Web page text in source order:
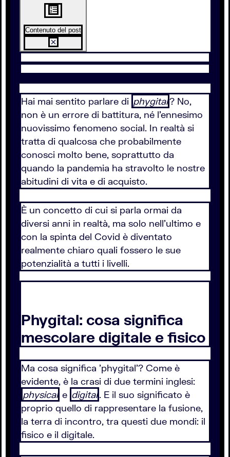
Contenuto del post
Hai mai sentito parlare di phygital? No,
non è un errore di battitura, né l'ennesimo
nuovissimo fenomeno social. In realtà si
tratta di qualcosa che probabilmente
conosci molto bene, soprattutto da
quando la pandemia ha stravolto le nostre
abitudini di vita e di acquisto.
È un concetto di cui si parla ormai da
diversi anni in realtà, ma solo nell'ultimo e
con la spinta del Covid è diventato
realmente chiaro quali fossero le sue
potenzialità a tutti i livelli.
Phygital: cosa significa
mescolare digitale e fisico
Ma cosa significa 'phygital'? Come è
evidente, è la crasi di due termini inglesi:
physical e digital. E il suo significato è
proprio quello di rappresentare la fusione,
la terra di incontro, tra questi due mondi: il
fisico e il digitale.